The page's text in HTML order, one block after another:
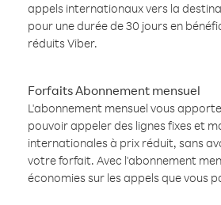
appels internationaux vers la
pour une durée de 30 jours en
réduits Viber.
Forfaits Abonnement mensuel
L'abonnement mensuel vous
pouvoir appeler des lignes fixes et
internationales à prix réduit, sans
votre forfait. Avec l'abonnement
économies sur les appels que vous